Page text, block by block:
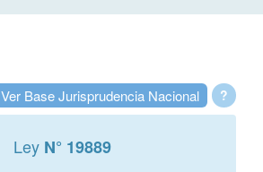
?
Ver Base Jurisprudencia Nacional
Ley N° 19889